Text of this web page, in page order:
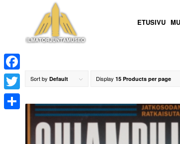
ETUSIVU
Sort by Default Display 15 Products per page
Facebook
Twitter